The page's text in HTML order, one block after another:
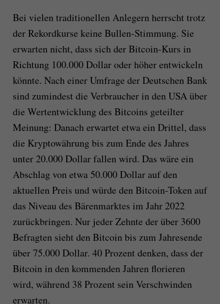
Bei vielen traditionellen Anlegern herrscht trotz
der Rekordkurse keine Bullen-Stimmung. Sie
erwarten nicht, dass sich der Bitcoin-Kurs in
Richtung 100.000 Dollar oder höher entwickeln
könnte. Nach einer Umfrage der Deutschen Bank
sind zumindest die Verbraucher in den USA über
die Wertentwicklung des Bitcoins geteilter
Meinung: Danach erwartet etwa ein Drittel, dass
die Kryptowährung bis zum Ende des Jahres
unter 20.000 Dollar fallen wird. Das wäre ein
Abschlag von etwa 50.000 Dollar auf den
aktuellen Preis und würde den Bitcoin-Token auf
das Niveau des Bärenmarktes im Jahr 2022
zurückbringen. Nur jeder Zehnte der über 3600
Befragten sieht den Bitcoin bis zum Jahresende
über 75.000 Dollar. 40 Prozent denken, dass der
Bitcoin in den kommenden Jahren florieren
wird, während 38 Prozent sein Verschwinden
erwarten.